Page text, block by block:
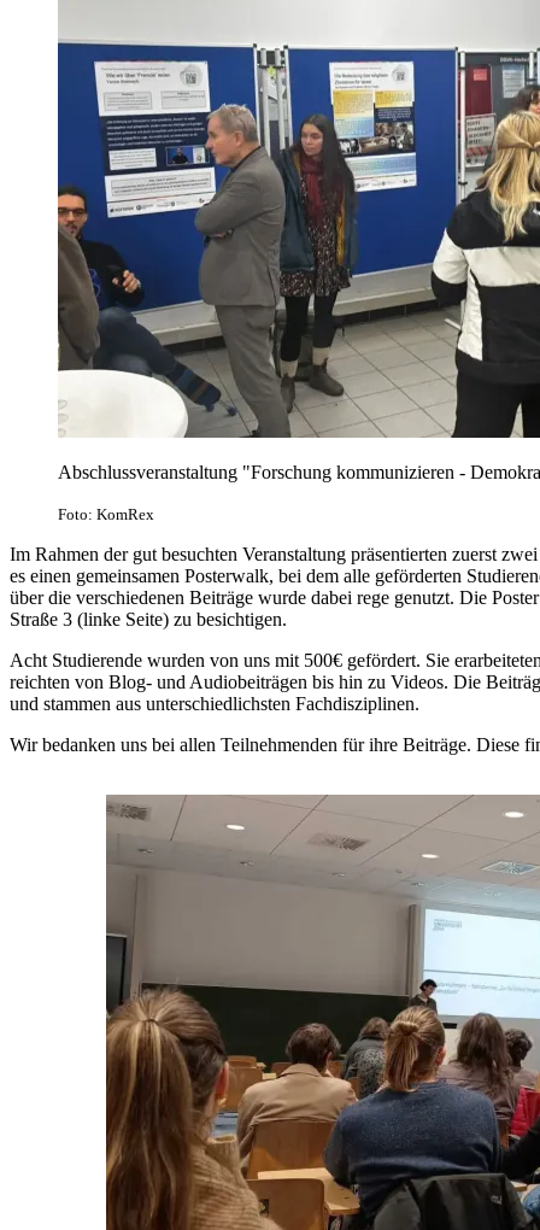
Abschlussveranstaltung "Forschung kommunizieren -
Foto: KomRex
Im Rahmen der gut besuchten Veranstaltung präsentierten zuerst
es einen gemeinsamen Posterwalk, bei dem alle geförderten
über die verschiedenen Beiträge wurde dabei rege genutzt. Die
Straße 3 (linke Seite) zu besichtigen.
Acht Studierende wurden von uns mit 500€ gefördert. Sie
reichten von Blog- und Audiobeiträgen bis hin zu Videos. Die
und stammen aus unterschiedlichsten Fachdisziplinen.
Wir bedanken uns bei allen Teilnehmenden für ihre Beiträge. Diese